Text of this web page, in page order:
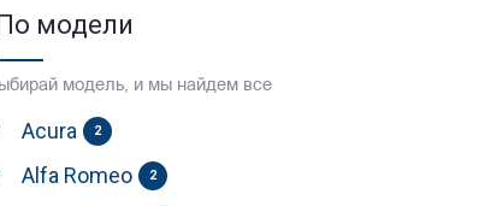
модели
модель, и мы найдем все
Acura 2
Alfa Romeo 2